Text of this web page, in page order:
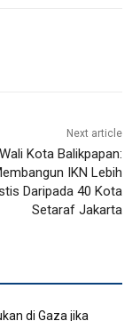
Next article
Wali Kota Balikpapan:
IKN Lebih
Daripada 40 Kota
Setaraf Jakarta
di Gaza jika